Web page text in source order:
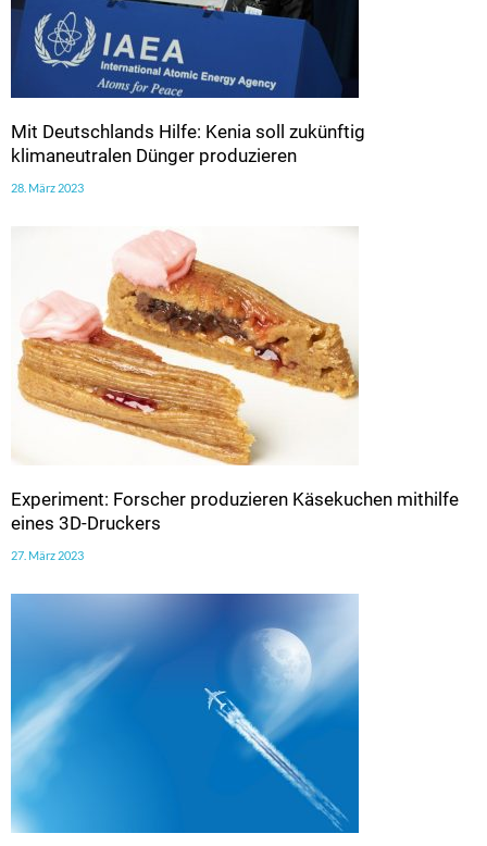
Mit Deutschlands Hilfe: Kenia soll zukünftig
klimaneutralen Dünger produzieren
28. März 2023
Experiment: Forscher produzieren Käsekuchen mithilfe
eines 3D-Druckers
27. März 2023